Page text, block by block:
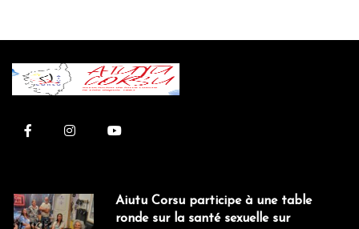
Aiutu Corsu participe à une table
ronde sur la santé sexuelle sur